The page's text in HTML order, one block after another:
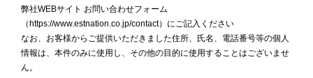
弊社WEBサイト お問い合わせフォーム
（https://www.estnation.co.jp/contact）にご記入ください
なお、お客様からご提供いただきました住所、氏名、電話番号等の個人
情報は、本件のみに使用し、その他の目的に使用することはございませ
ん。